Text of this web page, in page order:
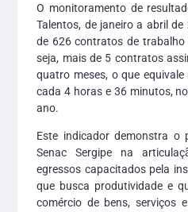
O monitoramento de
Talentos, de janeiro a abril
de 626 contratos de
seja, mais de 5 contratos
quatro meses, o que
cada 4 horas e 36 minutos,
ano.
Este indicador demonstra o
Senac Sergipe na
egressos capacitados pela
que busca produtividade e
comércio de bens, serviços